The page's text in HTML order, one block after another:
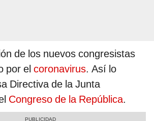
de los nuevos congresistas
por el coronavirus. Así lo
Directiva de la Junta
Congreso de la República.